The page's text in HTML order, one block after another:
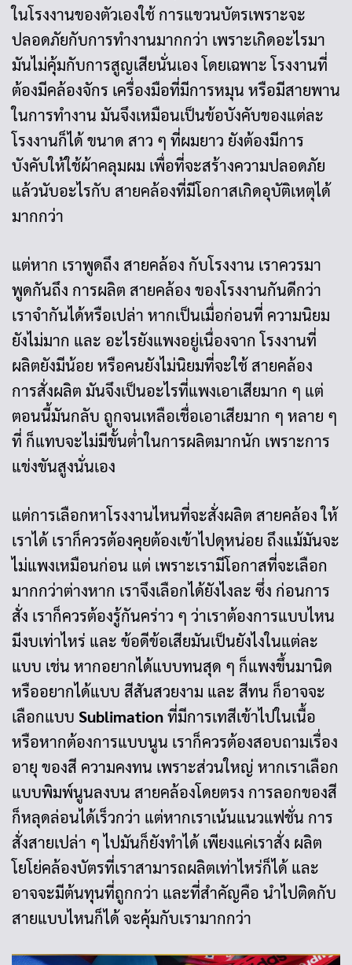
ในโรงงานของตัวเองใช้ การแขวนบัตรเพราะจะ
ปลอดภัยกับการทำงานมากกว่า เพราะเกิดอะไรมา
มันไม่คุ้มกับการสูญเสียนั่นเอง โดยเฉพาะ โรงงานที่
ต้องมีคล้องจักร เครื่องมือที่มีการหมุน หรือมีสายพาน
ในการทำงาน มันจึงเหมือนเป็นข้อบังคับของแต่ละ
โรงงานก็ได้ ขนาด สาว ๆ ที่ผมยาว ยังต้องมีการ
บังคับให้ใช้ผ้าคลุมผม เพื่อที่จะสร้างความปลอดภัย
แล้วนับอะไรกับ สายคล้องที่มีโอกาสเกิดอุบัติเหตุได้
มากกว่า
แต่หาก เราพูดถึง สายคล้อง กับโรงงาน เราควรมา
พูดกันถึง การผลิต สายคล้อง ของโรงงานกันดีกว่า
เราจำกันได้หรือเปล่า หากเป็นเมื่อก่อนที่ ความนิยม
ยังไม่มาก และ อะไรยังแพงอยู่เนื่องจาก โรงงานที่
ผลิตยังมีน้อย หรือคนยังไม่นิยมที่จะใช้ สายคล้อง
การสั่งผลิต มันจึงเป็นอะไรที่แพงเอาเสียมาก ๆ แต่
ตอนนี้มันกลับ ถูกจนเหลือเชื่อเอาเสียมาก ๆ หลาย ๆ
ที่ ก็แทบจะไม่มีขั้นต่ำในการผลิตมากนัก เพราะการ
แข่งขันสูงนั่นเอง
แต่การเลือกหาโรงงานไหนที่จะสั่งผลิต สายคล้อง ให้
เราได้ เราก็ควรต้องคุยต้องเข้าไปดุหน่อย ถึงแม้มันจะ
ไม่แพงเหมือนก่อน แต่ เพราะเรามีโอกาสที่จะเลือก
มากกว่าต่างหาก เราจึงเลือกได้ยังไงละ ซึ่ง ก่อนการ
สั่ง เราก็ควรต้องรู้กันคร่าว ๆ ว่าเราต้องการแบบไหน
มีงบเท่าไหร่ และ ข้อดีข้อเสียมันเป็นยังไงในแต่ละ
แบบ เช่น หากอยากได้แบบทนสุด ๆ ก็แพงขึ้นมานิด
หรืออยากได้แบบ สีสันสวยงาม และ สีทน ก็อาจจะ
เลือกแบบ Sublimationที่มีการเทสีเข้าไปในเนื้อ
หรือหากต้องการแบบนูน เราก็ควรต้องสอบถามเรื่อง
อายุ ของสี ความคงทน เพราะส่วนใหญ่ หากเราเลือก
แบบพิมพ์นูนลงบน สายคล้องโดยตรง การลอกของสี
ก็หลุดล่อนได้เร็วกว่า แต่หากเราเน้นแนวแฟชั่น การ
สั่งสายเปล่า ๆ ไปมันก็ยังทำได้ เพียงแค่เราสั่ง ผลิต
โยโย่คล้องบัตรที่เราสามารถผลิตเท่าไหร่ก็ได้ และ
อาจจะมีต้นทุนที่ถูกกว่า และที่สำคัญคือ นำไปติดกับ
สายแบบไหนก็ได้ จะคุ้มกับเรามากกว่า